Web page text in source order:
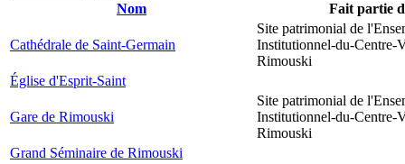
Nom Fait partie
Cathédrale de Saint-Germain
Site patrimonial de
Institutionnel-du-Centre-
Rimouski
Église d'Esprit-Saint
Gare de Rimouski
Site patrimonial de
Institutionnel-du-Centre-
Rimouski
Grand Séminaire de Rimouski